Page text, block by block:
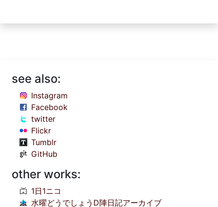
see also:
Instagram
Facebook
twitter
Flickr
Tumblr
GitHub
other works:
1日1ニコ
水曜どうでしょうD陣日記アーカイブ